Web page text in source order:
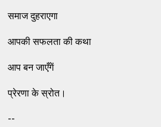
समाज दुहराएगा
आपकी सफलता की कथा
आप बन जाएँगें
प्रेरणा के स्रोत।
--